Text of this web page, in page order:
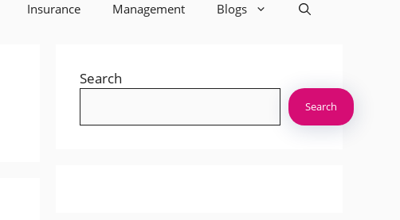
Insurance Management Blogs
Search
Search